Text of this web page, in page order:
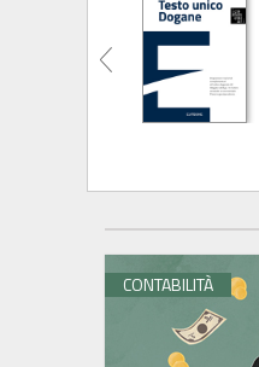
CONTABILITÀ